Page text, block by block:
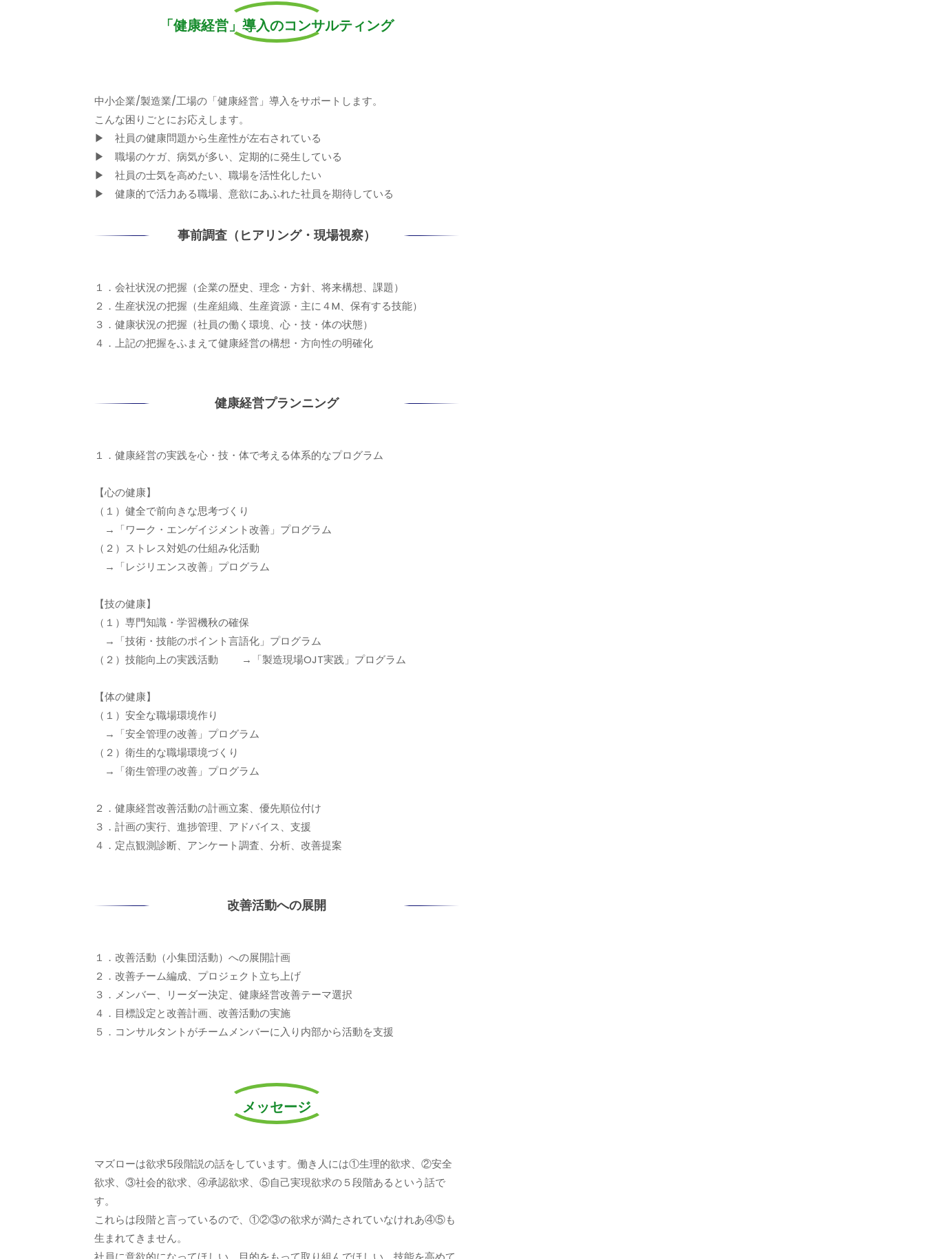
「健康経営」導入のコンサルティング
中小企業/製造業/工場の「健康経営」導入をサポートします。
こんな困りごとにお応えします。
▶ 社員の健康問題から生産性が左右されている
▶ 職場のケガ、病気が多い、定期的に発生している
▶ 社員の士気を高めたい、職場を活性化したい
▶ 健康的で活力ある職場、意欲にあふれた社員を期待している
事前調査（ヒアリング・現場視察）
１．会社状況の把握（企業の歴史、理念・方針、将来構想、課題）
２．生産状況の把握（生産組織、生産資源・主に４M、保有する技能）
３．健康状況の把握（社員の働く環境、心・技・体の状態）
４．上記の把握をふまえて健康経営の構想・方向性の明確化
健康経営プランニング
１．健康経営の実践を心・技・体で考える体系的なプログラム
【心の健康】
（１）健全で前向きな思考づくり
→「ワーク・エンゲイジメント改善」プログラム
（２）ストレス対処の仕組み化活動
→「レジリエンス改善」プログラム
【技の健康】
（１）専門知識・学習機秋の確保
→「技術・技能のポイント言語化」プログラム
（２）技能向上の実践活動 →「製造現場OJT実践」プログラム
【体の健康】
（１）安全な職場環境作り
→「安全管理の改善」プログラム
（２）衛生的な職場環境づくり
→「衛生管理の改善」プログラム
２．健康経営改善活動の計画立案、優先順位付け
３．計画の実行、進捗管理、アドバイス、支援
４．定点観測診断、アンケート調査、分析、改善提案
改善活動への展開
１．改善活動（小集団活動）への展開計画
２．改善チーム編成、プロジェクト立ち上げ
３．メンバー、リーダー決定、健康経営改善テーマ選択
４．目標設定と改善計画、改善活動の実施
５．コンサルタントがチームメンバーに入り内部から活動を支援
メッセージ
マズローは欲求5段階説の話をしています。働き人には①生理的欲求、②安全
欲求、③社会的欲求、④承認欲求、⑤自己実現欲求の５段階あるという話で
す。
これらは段階と言っているので、①②③の欲求が満たされていなけれあ④⑤も
生まれてきません。